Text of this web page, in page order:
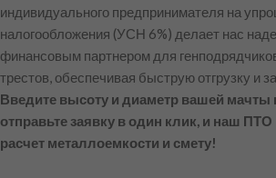
индивидуального предпринимателя на
налогообложения (УСН 6%) делает нас
финансовым партнером для
трестов, обеспечивая быструю отгрузку и
Введите высоту и диаметр вашей мачты
отправьте заявку в один клик, и наш
расчет металлоемкости и смету!